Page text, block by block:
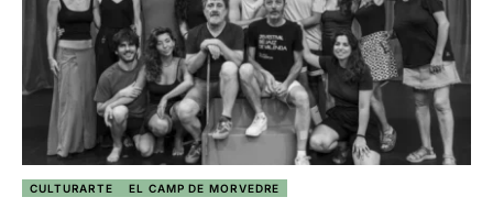
CULTURARTE EL CAMP DE MORVEDRE